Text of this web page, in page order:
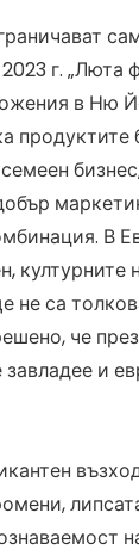
г. „Люта
в Ню
продуктите
В
културните
не са
че
и